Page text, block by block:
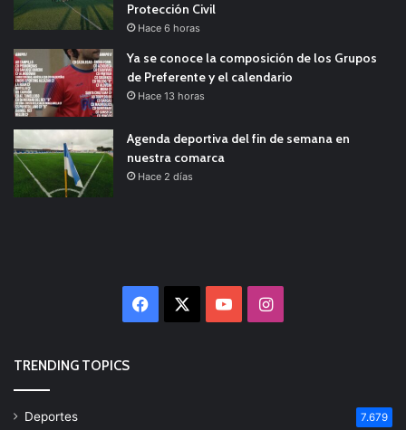
Protección Civil
Hace 6 horas
Ya se conoce la composición de los Grupos
de Preferente y el calendario
Hace 13 horas
Agenda deportiva del fin de semana en
nuestra comarca
Hace 2 días
Facebook YouTubeInstagram
TRENDING TOPICS
Deportes 7.679